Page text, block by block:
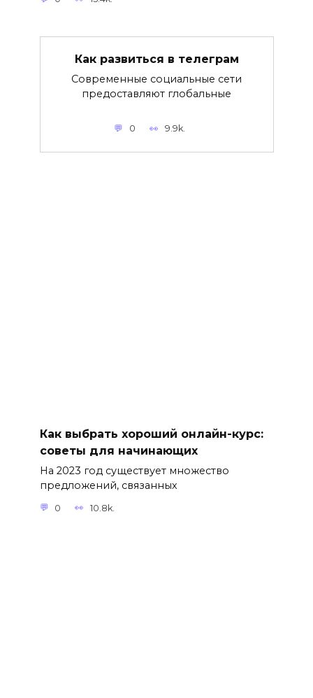
Как развиться в телеграм
Современные социальные сети
предоставляют глобальные
0 9.9k.
Как выбрать хороший онлайн-курс:
советы для начинающих
На 2023 год существует множество
предложений, связанных
0 10.8k.